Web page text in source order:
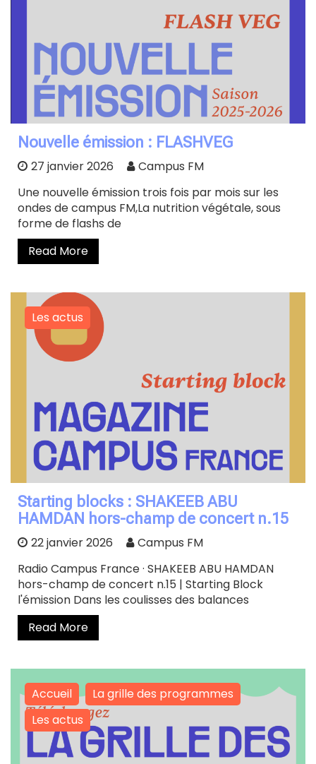
Nouvelle émission : FLASHVEG
27 janvier 2026
Campus FM
Une nouvelle émission trois fois par mois sur les
ondes de campus FM,La nutrition végétale, sous
forme de flashs de
Read More
Les actus
Starting blocks : SHAKEEB ABU
HAMDAN hors-champ de concert n.15
22 janvier 2026
Campus FM
Radio Campus France · SHAKEEB ABU HAMDAN
hors-champ de concert n.15 | Starting Block
l'émission Dans les coulisses des balances
Read More
Accueil
La grille des programmes
Les actus